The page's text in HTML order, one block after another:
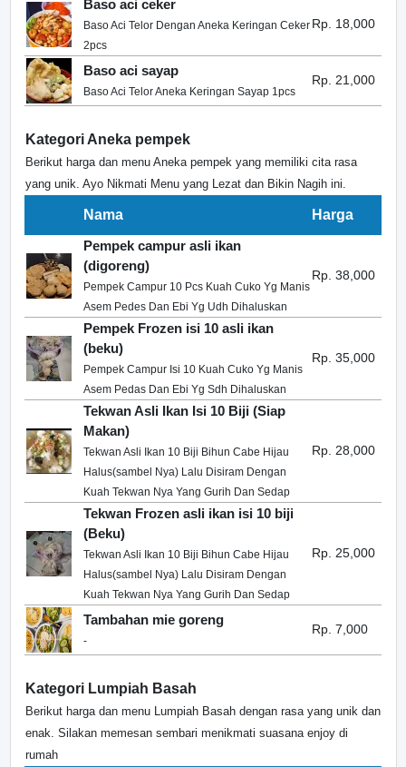
Baso aci ceker
Baso Aci Telor Dengan Aneka Keringan Ceker
2pcs
Rp. 18,000
Baso aci sayap
Baso Aci Telor Aneka Keringan Sayap 1pcs
Rp. 21,000
Kategori Aneka pempek
Berikut harga dan menu Aneka pempek yang memiliki cita rasa
yang unik. Ayo Nikmati Menu yang Lezat dan Bikin Nagih ini.
Nama
Harga
Pempek campur asli ikan
(digoreng)
Pempek Campur 10 Pcs Kuah Cuko Yg Manis
Asem Pedes Dan Ebi Yg Udh Dihaluskan
Rp. 38,000
Pempek Frozen isi 10 asli ikan
(beku)
Pempek Campur Isi 10 Kuah Cuko Yg Manis
Asem Pedas Dan Ebi Yg Sdh Dihaluskan
Rp. 35,000
Tekwan Asli Ikan Isi 10 Biji (Siap
Makan)
Tekwan Asli Ikan 10 Biji Bihun Cabe Hijau
Halus(sambel Nya) Lalu Disiram Dengan
Kuah Tekwan Nya Yang Gurih Dan Sedap
Rp. 28,000
Tekwan Frozen asli ikan isi 10 biji
(Beku)
Tekwan Asli Ikan 10 Biji Bihun Cabe Hijau
Halus(sambel Nya) Lalu Disiram Dengan
Kuah Tekwan Nya Yang Gurih Dan Sedap
Rp. 25,000
Tambahan mie goreng
-
Rp. 7,000
Kategori Lumpiah Basah
Berikut harga dan menu Lumpiah Basah dengan rasa yang unik dan
enak. Silakan memesan sembari menikmati suasana enjoy di
rumah